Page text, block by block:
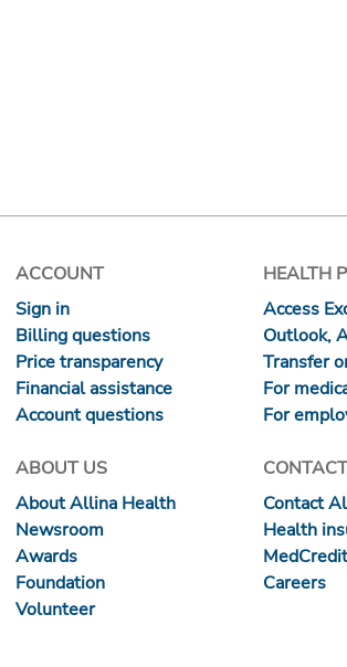
ACCOUNT
Sign in
Billing questions
Price transparency
Financial assistance
Account questions
HEALTH
Access
Outlook,
Transfer
For
For
ABOUT US
About Allina Health
Newsroom
Awards
Foundation
Volunteer
Contact
Health
Careers